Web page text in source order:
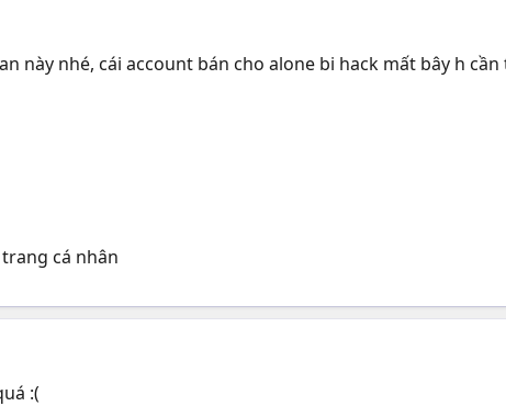
này nhé, cái account bán cho alone bi hack mất bây h
cá nhân
:(